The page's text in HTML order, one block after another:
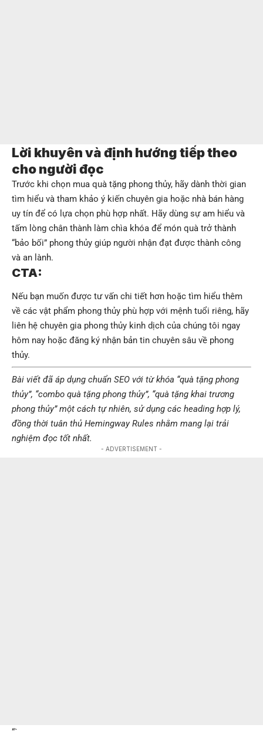
Lời khuyên và định hướng tiếp theo
cho người đọc
Trước khi chọn mua quà tặng phong thủy, hãy dành thời gian
tìm hiểu và tham khảo ý kiến chuyên gia hoặc nhà bán hàng
uy tín để có lựa chọn phù hợp nhất. Hãy dùng sự am hiểu và
tấm lòng chân thành làm chìa khóa để món quà trở thành
“bảo bối” phong thủy giúp người nhận đạt được thành công
và an lành.
CTA:
Nếu bạn muốn được tư vấn chi tiết hơn hoặc tìm hiểu thêm
về các vật phẩm phong thủy phù hợp với mệnh tuổi riêng, hãy
liên hệ chuyên gia phong thủy kinh dịch của chúng tôi ngay
hôm nay hoặc đăng ký nhận bản tin chuyên sâu về phong
thủy.
Bài viết đã áp dụng chuẩn SEO với từ khóa “quà tặng phong
thủy”, “combo quà tặng phong thủy”, “quà tặng khai trương
phong thủy” một cách tự nhiên, sử dụng các heading hợp lý,
đồng thời tuân thủ Hemingway Rules nhằm mang lại trải
nghiệm đọc tốt nhất.
- ADVERTISEMENT -
“`